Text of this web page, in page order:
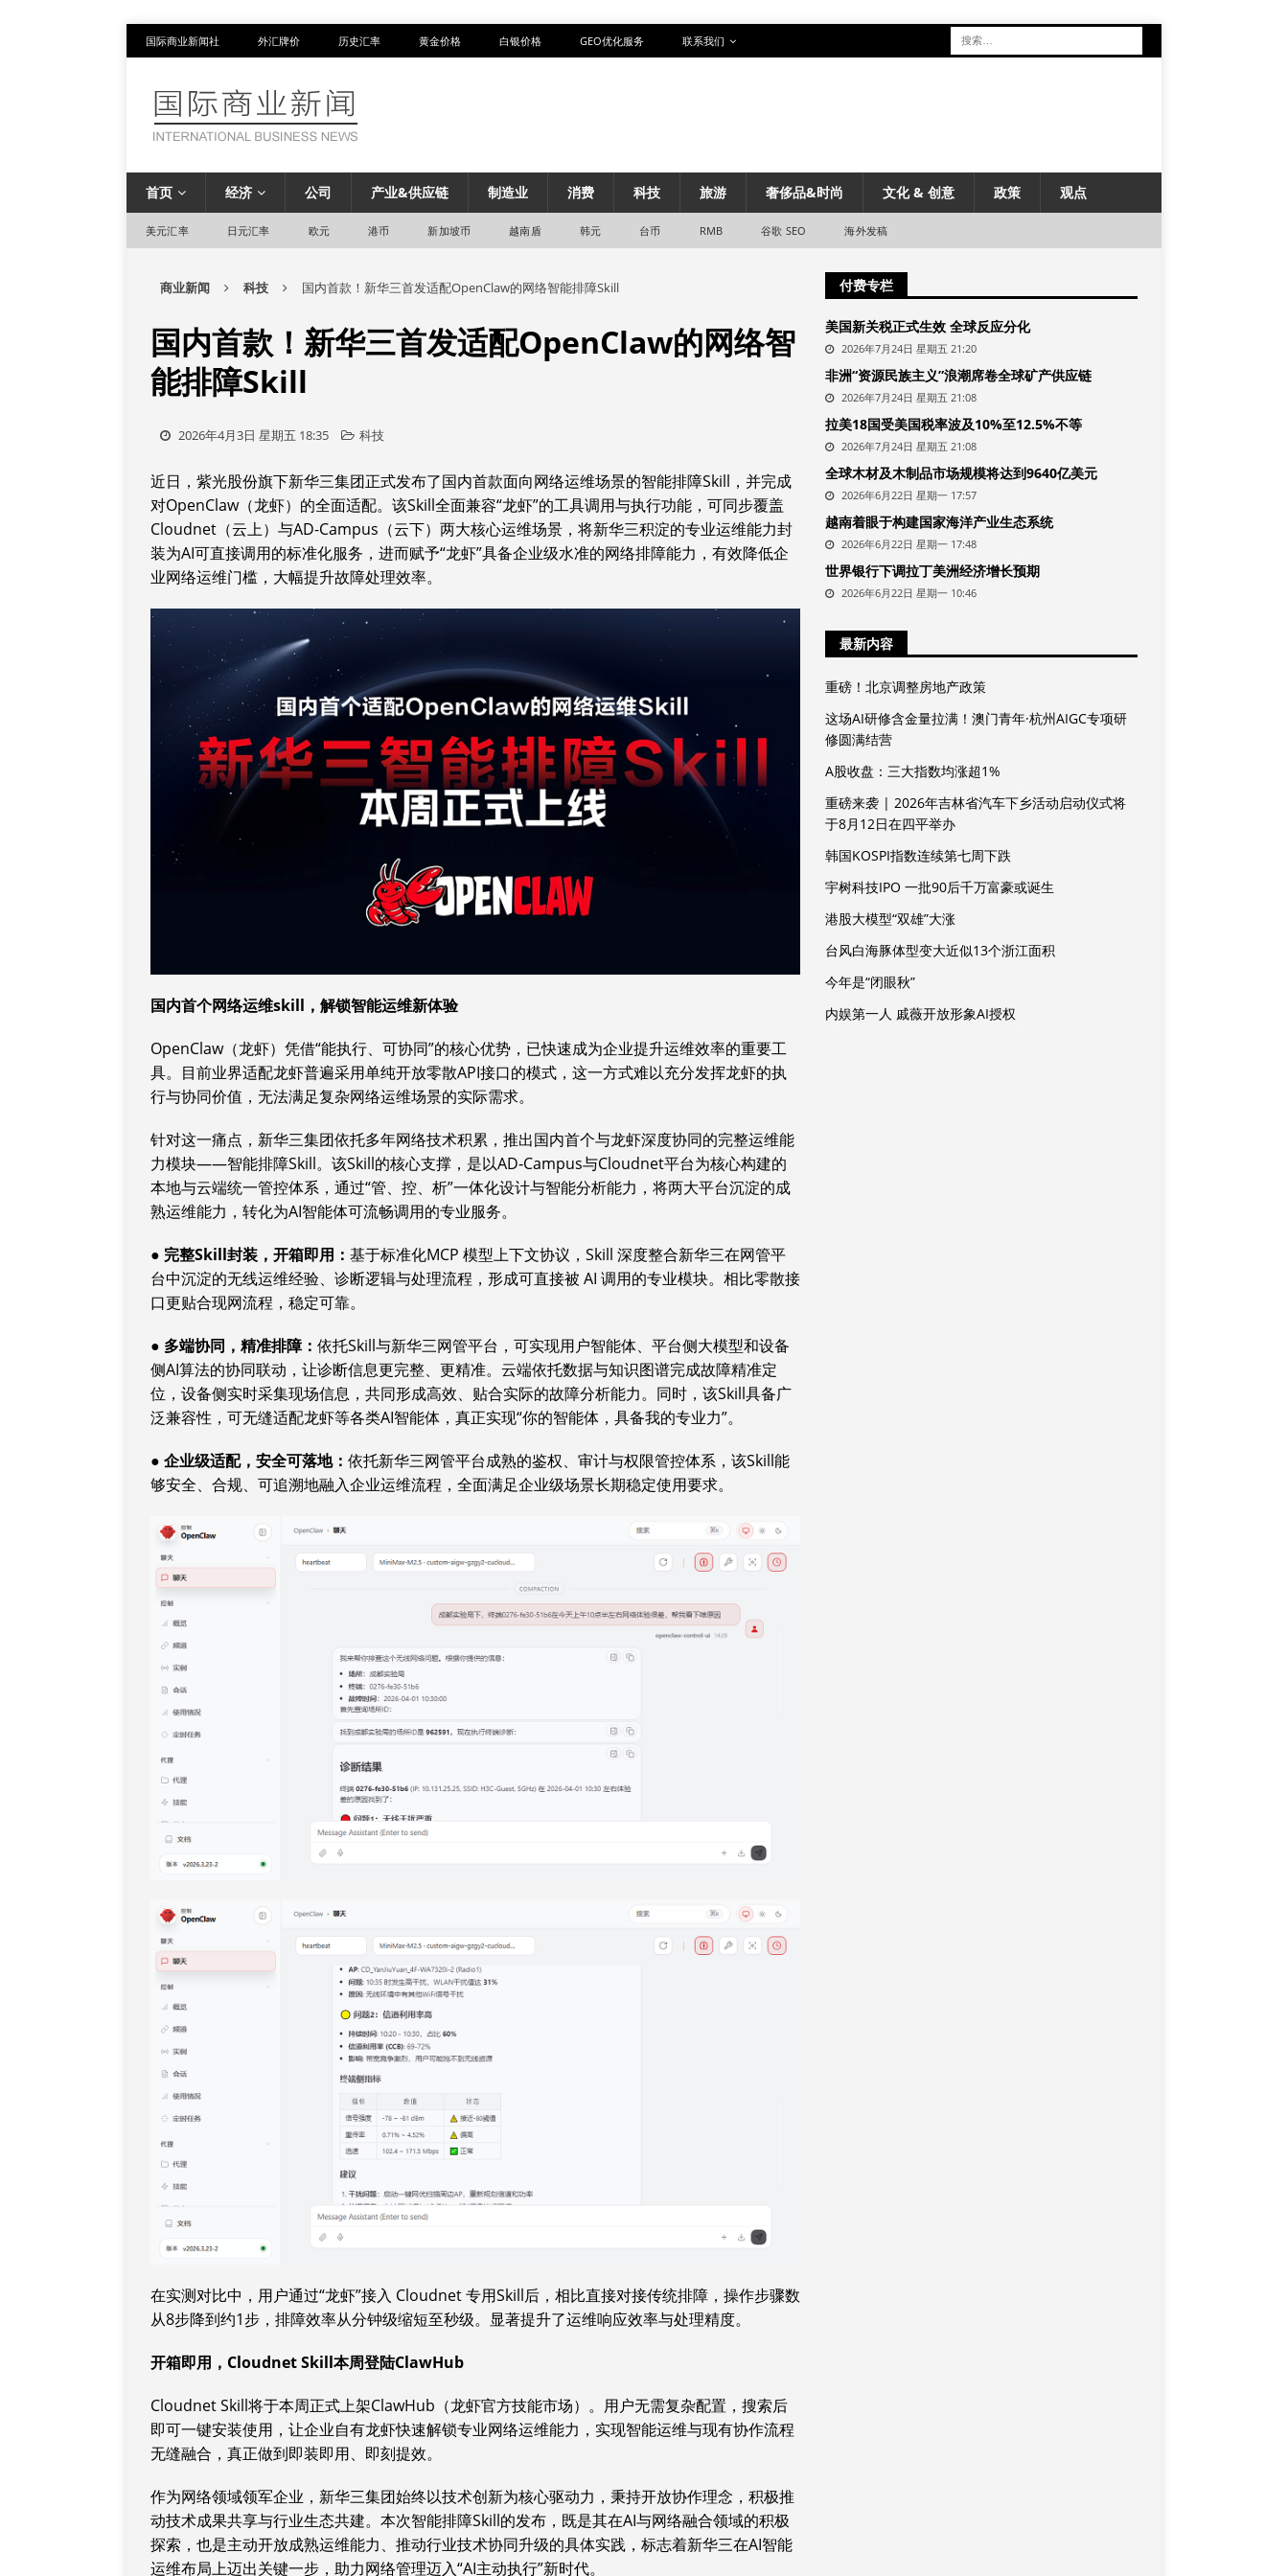
国际商业新闻社 外汇牌价 历史汇率 黄金价格 白银价格 GEO优化服务 联系我们
首页 经济 公司 产业&供应链 制造业 消费 科技 旅游 奢侈品&时尚 文化 & 创意 政策 观点
美元汇率 日元汇率 欧元 港币 新加坡币 越南盾 韩元 台币 RMB 谷歌 SEO 海外发稿
商业新闻 科技 国内首款！新华三首发适配OpenClaw的网络智能排障Skill
国内首款！新华三首发适配OpenClaw的网络智
能排障Skill
2026年4月3日 星期五 18:35 科技
近日，紫光股份旗下新华三集团正式发布了国内首款面向网络运维场景的智能排障Skill，并完成
对OpenClaw（龙虾）的全面适配。该Skill全面兼容“龙虾”的工具调用与执行功能，可同步覆盖
Cloudnet（云上）与AD-Campus（云下）两大核心运维场景，将新华三积淀的专业运维能力封
装为AI可直接调用的标准化服务，进而赋予“龙虾”具备企业级水准的网络排障能力，有效降低企
业网络运维门槛，大幅提升故障处理效率。
国内首个网络运维skill ，解锁智能运维新体验
OpenClaw（龙虾）凭借“能执行、可协同”的核心优势，已快速成为企业提升运维效率的重要工
具。目前业界适配龙虾普遍采用单纯开放零散API接口的模式，这一方式难以充分发挥龙虾的执
行与协同价值，无法满足复杂网络运维场景的实际需求。
针对这一痛点，新华三集团依托多年网络技术积累，推出国内首个与龙虾深度协同的完整运维能
力模块——智能排障Skill。该Skill的核心支撑，是以AD‑Campus与Cloudnet平台为核心构建的
本地与云端统一管控体系，通过“管、控、析”一体化设计与智能分析能力，将两大平台沉淀的成
熟运维能力，转化为AI智能体可流畅调用的专业服务。
● 完整Skill封装， 开箱即用 ： 基于标准化MCP 模型上下文协议，Skill 深度整合新华三在网管平
台中沉淀的无线运维经验、诊断逻辑与处理流程，形成可直接被 AI 调用的专业模块。相比零散接
口更贴合现网流程，稳定可靠。
● 多端协同 ， 精准排障： 依托Skill与新华三网管平台，可实现用户智能体、平台侧大模型和设备
侧AI算法的协同联动，让诊断信息更完整、更精准。云端依托数据与知识图谱完成故障精准定
位，设备侧实时采集现场信息，共同形成高效、贴合实际的故障分析能力。同时，该Skill具备广
泛兼容性，可无缝适配龙虾等各类AI智能体，真正实现“你的智能体，具备我的专业力”。
● 企业级适配，安全可落地： 依托新华三网管平台成熟的鉴权、审计与权限管控体系，该Skill能
够安全、合规、可追溯地融入企业运维流程，全面满足企业级场景长期稳定使用要求。
在实测对比中，用户通过“龙虾”接入 Cloudnet 专用Skill后，相比直接对接传统排障，操作步骤数
从8步降到约1步，排障效率从分钟级缩短至秒级。显著提升了运维响应效率与处理精度。
开箱即用， Cloudnet Skill本周登陆ClawHub
Cloudnet Skill将于本周正式上架ClawHub（龙虾官方技能市场）。用户无需复杂配置，搜索后
即可一键安装使用，让企业自有龙虾快速解锁专业网络运维能力，实现智能运维与现有协作流程
无缝融合，真正做到即装即用、即刻提效。
作为网络领域领军企业，新华三集团始终以技术创新为核心驱动力，秉持开放协作理念，积极推
动技术成果共享与行业生态共建。本次智能排障Skill的发布，既是其在AI与网络融合领域的积极
探索，也是主动开放成熟运维能力、推动行业技术协同升级的具体实践，标志着新华三在AI智能
运维布局上迈出关键一步，助力网络管理迈入“AI主动执行”新时代。
付费专栏
美国新关税正式生效 全球反应分化
2026年7月24日 星期五 21:20
非洲“资源民族主义”浪潮席卷全球矿产供应链
2026年7月24日 星期五 21:08
拉美18国受美国税率波及10%至12.5%不等
2026年7月24日 星期五 21:08
全球木材及木制品市场规模将达到9640亿美元
2026年6月22日 星期一 17:57
越南着眼于构建国家海洋产业生态系统
2026年6月22日 星期一 17:48
世界银行下调拉丁美洲经济增长预期
2026年6月22日 星期一 10:46
最新内容
重磅！北京调整房地产政策
这场AI研修含金量拉满！澳门青年·杭州AIGC专项研
修圆满结营
A股收盘：三大指数均涨超1%
重磅来袭 | 2026年吉林省汽车下乡活动启动仪式将
于8月12日在四平举办
韩国KOSPI指数连续第七周下跌
宇树科技IPO 一批90后千万富豪或诞生
港股大模型“双雄”大涨
台风白海豚体型变大近似13个浙江面积
今年是“闭眼秋”
内娱第一人 戚薇开放形象AI授权